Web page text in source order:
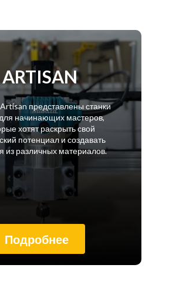
ARTISAN
представлены станки
начинающих мастеров,
хотят раскрыть свой
потенциал и создавать
из различных материалов.
Подробнее